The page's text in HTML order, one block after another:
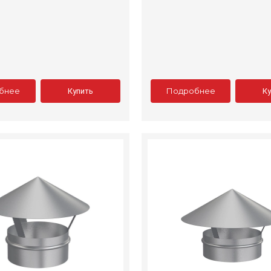
Купить Подробнее